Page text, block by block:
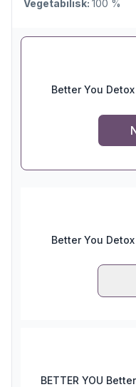
Vegetabilisk: 100 %
Better You
Better You
BETTER YOU